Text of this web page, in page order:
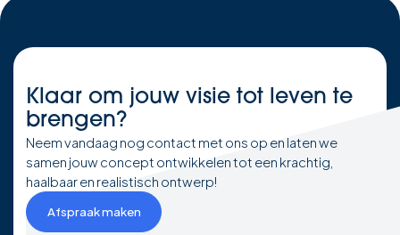
Klaar om jouw visie tot leven te
brengen?
Neem vandaag nog contact met ons op en laten we
samen jouw concept ontwikkelen tot een krachtig,
haalbaar en realistisch ontwerp!
Afspraak maken